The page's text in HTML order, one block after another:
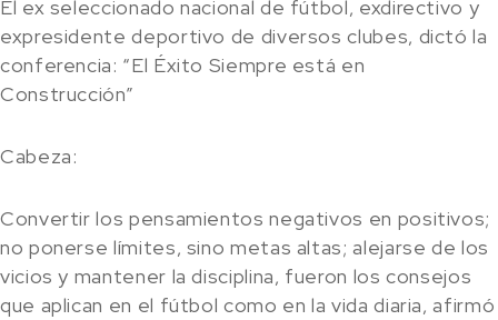
El ex seleccionado nacional de fútbol, exdirectivo y
expresidente deportivo de diversos clubes, dictó la
conferencia: “El Éxito Siempre está en
Construcción”
Cabeza:
Convertir los pensamientos negativos en positivos;
no ponerse límites, sino metas altas; alejarse de los
vicios y mantener la disciplina, fueron los consejos
que aplican en el fútbol como en la vida diaria, afirmó